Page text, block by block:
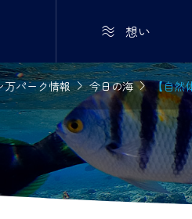
 想い
万パーク情報今日の海【自然